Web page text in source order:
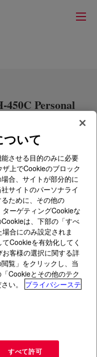
Personal
Personal Care
emolliency,
toner, skin lotions,
other benefits,
いて
させる目的のみに必要
上でCookieのブロック
合、サイトが部分的に
サイトのパーソナライ
ために、その他の
ーゲティングCookieな
は、下部の「すべ
合にのみ設定されま
Cookieを有効化してく
客様の選択に関する詳
覧」をクリックし、当
Cookieとその他のテク
い。
プライバシーステ
すべて許可